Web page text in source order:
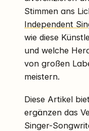
Stimmen ans
Independent
wie diese
und welche
von großen
meistern.
Diese Artikel
ergänzen das
Singer-